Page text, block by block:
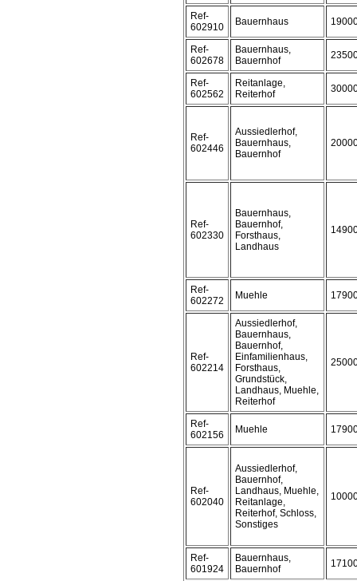
Ref-
602910
Bauernhaus
Ref-
602678
Bauernhaus,
Bauernhof
Ref-
602562
Reitanlage,
Reiterhof
Ref-
602446
Aussiedlerhof,
Bauernhaus,
Bauernhof
Ref-
602330
Bauernhaus,
Bauernhof,
Forsthaus,
Landhaus
Ref-
602272
Muehle
Ref-
602214
Aussiedlerhof,
Bauernhaus,
Bauernhof,
Einfamilienhaus,
Forsthaus,
Grundstück,
Landhaus, Muehle,
Reiterhof
Ref-
602156
Muehle
Ref-
602040
Aussiedlerhof,
Bauernhof,
Landhaus, Muehle,
Reitanlage,
Reiterhof, Schloss,
Sonstiges
Ref-
601924
Bauernhaus,
Bauernhof